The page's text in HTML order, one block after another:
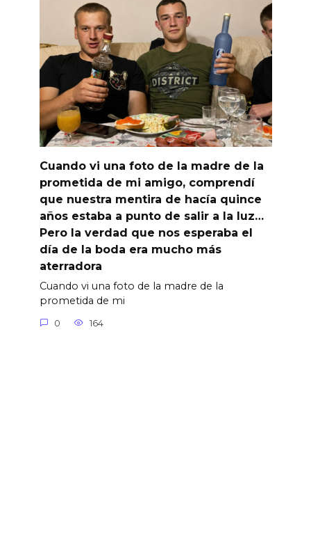
Cuando vi una foto de la madre de la
prometida de mi amigo, comprendí
que nuestra mentira de hacía quince
años estaba a punto de salir a la luz…
Pero la verdad que nos esperaba el
día de la boda era mucho más
aterradora
Cuando vi una foto de la madre de la
prometida de mi
0 164